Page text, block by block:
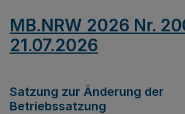
MB.NRW 2026 Nr.
21.07.2026
Satzung zur Änderung der
Betriebssatzung